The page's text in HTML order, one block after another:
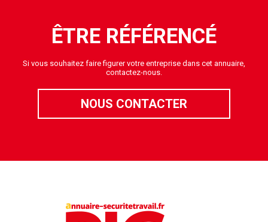
ÊTRE RÉFÉRENCÉ
Si vous souhaitez faire figurer votre entreprise dans cet annuaire,
contactez-nous.
NOUS CONTACTER